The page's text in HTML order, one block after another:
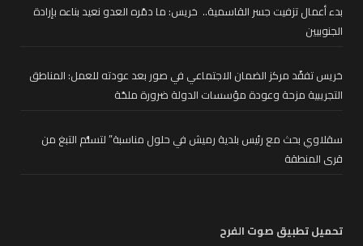
بدء أعمال تزفيت جسر القاسمية.. خريس: ما دمّره العدو نعيد بناءه بإرادة
الجنوبيين
خريس تفقّد مركز الضمان الاجتماعي في صور بعد عودته للعمل: المناطق
التجريبية مزحة وعودة مؤسسات الدولة ضرورة ملحّة
سقلاوي بحث مع رئيس بلدية رميش في حلول مناسبة” لتسلُّم التبغ من
قرى المنطقة
تحميل تطبيق صوت الفرح